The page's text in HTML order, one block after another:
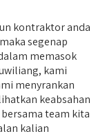
kontraktor anda
segenap
memasok
kami
menyrankan
keabsahan
team kita
kalian